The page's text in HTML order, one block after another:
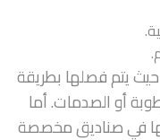
حيث يتم فصلها بطريقة
أو الصدمات. أما
في صناديق مخصصة